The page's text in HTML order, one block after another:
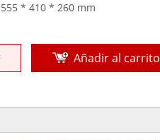
555 * 410 * 260 mm
Añadir al carrito